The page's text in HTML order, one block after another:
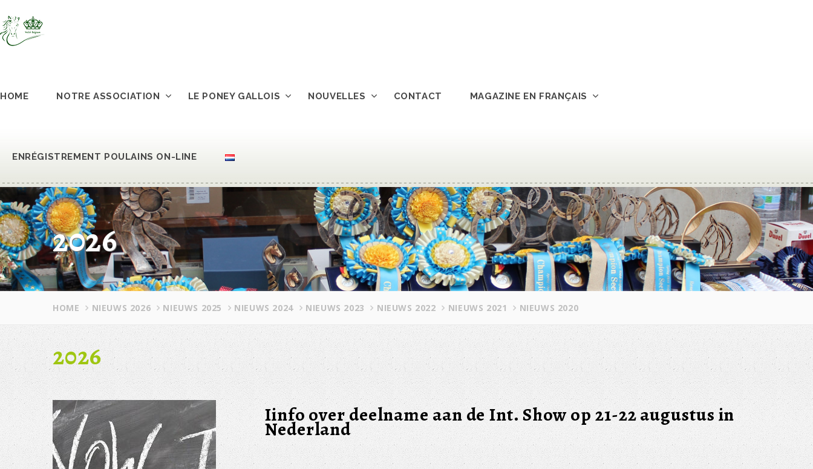
HOME NOTRE ASSOCIATION LE PONEY GALLOIS NOUVELLES CONTACT MAGAZINE EN FRANÇAIS
ENRÉGISTREMENT POULAINS ON-LINE
2026
HOME NIEUWS 2026 NIEUWS 2025 NIEUWS 2024 NIEUWS 2023 NIEUWS 2022 NIEUWS 2021 NIEUWS 2020
2026
Iinfo over deelname aan de Int. Show op 21-22 augustus in
Nederland